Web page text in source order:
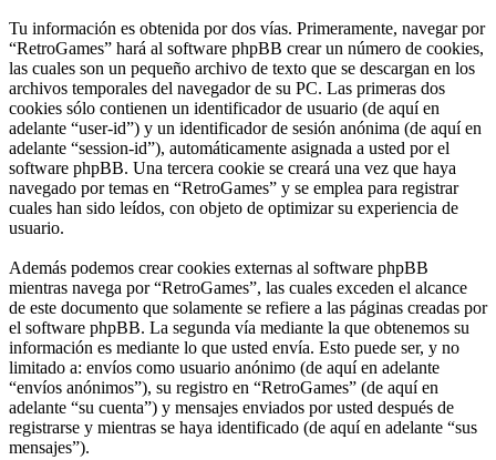
Tu información es obtenida por dos vías. Primeramente, navegar por
“RetroGames” hará al software phpBB crear un número de cookies,
las cuales son un pequeño archivo de texto que se descargan en los
archivos temporales del navegador de su PC. Las primeras dos
cookies sólo contienen un identificador de usuario (de aquí en
adelante “user-id”) y un identificador de sesión anónima (de aquí en
adelante “session-id”), automáticamente asignada a usted por el
software phpBB. Una tercera cookie se creará una vez que haya
navegado por temas en “RetroGames” y se emplea para registrar
cuales han sido leídos, con objeto de optimizar su experiencia de
usuario.
Además podemos crear cookies externas al software phpBB
mientras navega por “RetroGames”, las cuales exceden el alcance
de este documento que solamente se refiere a las páginas creadas por
el software phpBB. La segunda vía mediante la que obtenemos su
información es mediante lo que usted envía. Esto puede ser, y no
limitado a: envíos como usuario anónimo (de aquí en adelante
“envíos anónimos”), su registro en “RetroGames” (de aquí en
adelante “su cuenta”) y mensajes enviados por usted después de
registrarse y mientras se haya identificado (de aquí en adelante “sus
mensajes”).